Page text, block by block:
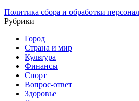
Политика сбора и обработки
Рубрики
Город
Страна и мир
Культура
Финансы
Спорт
Вопрос-ответ
Здоровье